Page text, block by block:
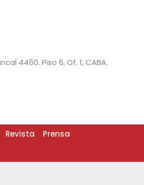
4450. Piso 6, Of. 1, CABA.
Revista
Prensa